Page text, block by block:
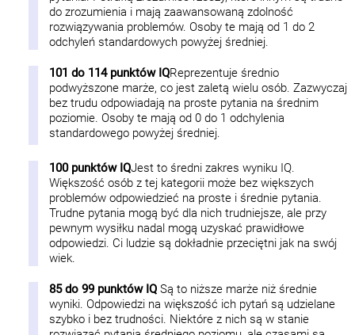
do zrozumienia i mają zaawansowaną zdolność
rozwiązywania problemów. Osoby te mają od 1 do 2
odchyleń standardowych powyżej średniej.
101 do 114 punktów IQReprezentuje średnio
podwyższone marże, co jest zaletą wielu osób. Zazwyczaj
bez trudu odpowiadają na proste pytania na średnim
poziomie. Osoby te mają od 0 do 1 odchylenia
standardowego powyżej średniej.
100 punktów IQJest to średni zakres wyniku IQ.
Większość osób z tej kategorii może bez większych
problemów odpowiedzieć na proste i średnie pytania.
Trudne pytania mogą być dla nich trudniejsze, ale przy
pewnym wysiłku nadal mogą uzyskać prawidłowe
odpowiedzi. Ci ludzie są dokładnie przeciętni jak na swój
wiek.
85 do 99 punktów IQSą to niższe marże niż średnie
wyniki. Odpowiedzi na większość ich pytań są udzielane
szybko i bez trudności. Niektóre z nich są w stanie